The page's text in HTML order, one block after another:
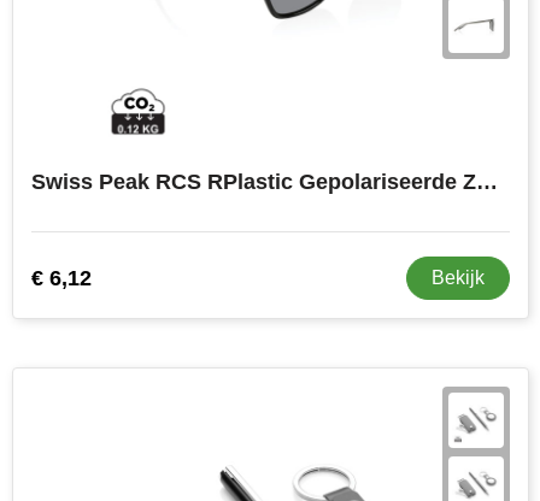
Swiss Peak RCS RPlastic Gepolariseerde Zonnebril
€ 6,12 Bekijk